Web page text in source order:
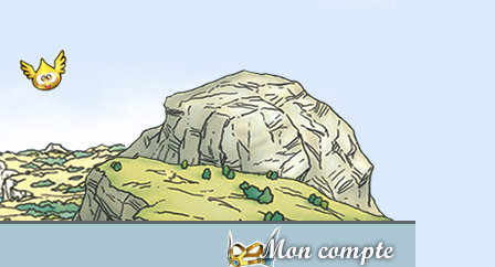
Mon compte